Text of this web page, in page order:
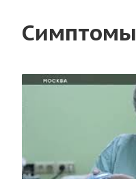
Симптомы